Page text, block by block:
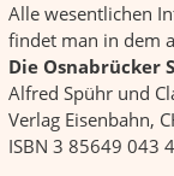
Alle wesentlichen
findet man in dem
Die Osnabrücker
Alfred Spühr und
Verlag Eisenbahn,
ISBN 3 85649 043 4